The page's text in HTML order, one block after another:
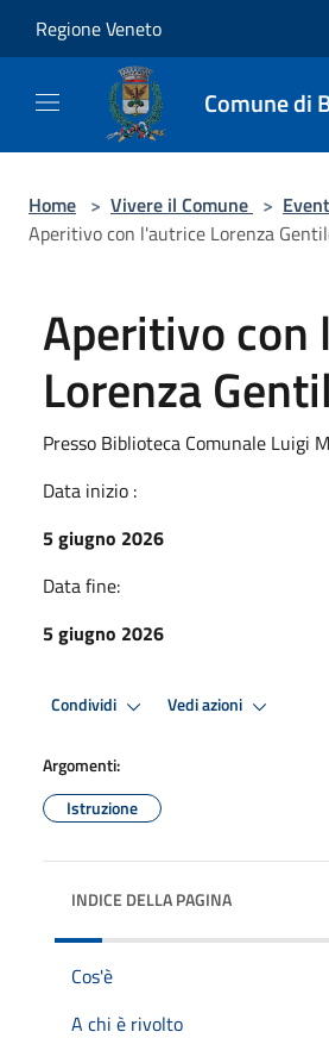
Regione Veneto
Comune di
Home > Vivere il Comune >
Aperitivo con l'autrice Lorenza
Aperitivo con
Lorenza
Presso Biblioteca Comunale Luigi
Data inizio :
5 giugno 2026
Data fine:
5 giugno 2026
Condividi Vedi azioni
Argomenti:
Istruzione
INDICE DELLA PAGINA
Cos'è
A chi è rivolto